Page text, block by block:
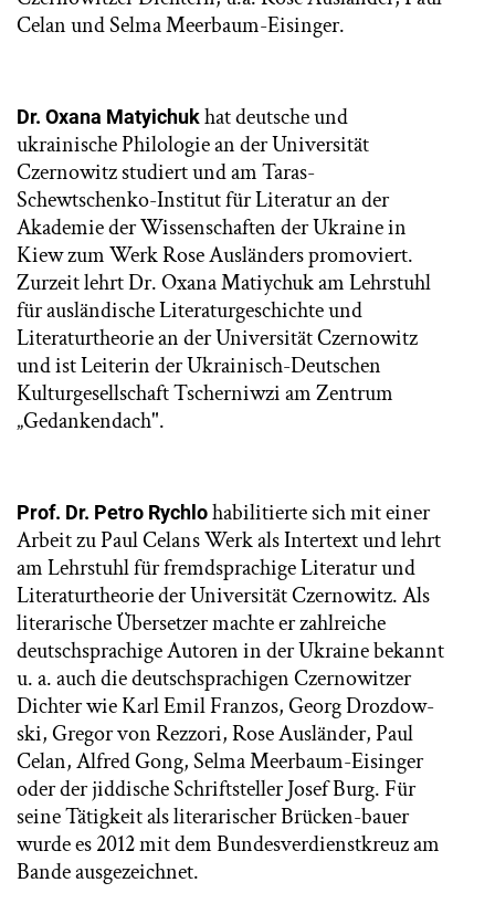
Celan und Selma Meerbaum-Eisinger.
Dr. Oxana Matyichukhat deutsche und
ukrainische Philologie an der Universität
Czernowitz studiert und am Taras-
Schewtschenko-Institut für Literatur an der
Akademie der Wissenschaften der Ukraine in
Kiew zum Werk Rose Ausländers promoviert.
Zurzeit lehrt Dr. Oxana Matiychuk am Lehrstuhl
für ausländische Literaturgeschichte und
Literaturtheorie an der Universität Czernowitz
und ist Leiterin der Ukrainisch-Deutschen
Kulturgesellschaft Tscherniwzi am Zentrum
„Gedankendach".
Prof. Dr. Petro Rychlohabilitierte sich mit einer
Arbeit zu Paul Celans Werk als Intertext und lehrt
am Lehrstuhl für fremdsprachige Literatur und
Literaturtheorie der Universität Czernowitz. Als
literarische Übersetzer machte er zahlreiche
deutschsprachige Autoren in der Ukraine bekannt
u. a. auch die deutschsprachigen Czernowitzer
Dichter wie Karl Emil Franzos, Georg Drozdow-
ski, Gregor von Rezzori, Rose Ausländer, Paul
Celan, Alfred Gong, Selma Meerbaum-Eisinger
oder der jiddische Schriftsteller Josef Burg. Für
seine Tätigkeit als literarischer Brücken-bauer
wurde es 2012 mit dem Bundesverdienstkreuz am
Bande ausgezeichnet.